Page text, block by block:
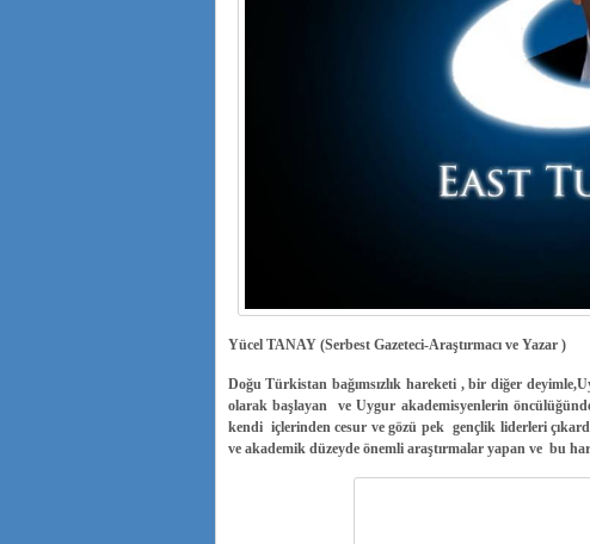
Yücel TANAY (Serbest Gazeteci-Araştırmacı ve Yazar )
Doğu Türkistan bağımsızlık hareketi , bir diğer
olarak başlayan ve Uygur akademisyenlerin
kendi içlerinden cesur ve gözü pek gençlik liderleri
ve akademik düzeyde önemli araştırmalar yapan ve bu